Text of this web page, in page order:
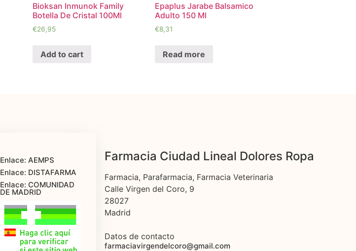
Bioksan Inmunok Family
Botella De Cristal 100Ml
€26,95
Add to cart
Epaplus Jarabe Balsamico
Adulto 150 Ml
€8,31
Read more
Enlace: AEMPS
Enlace: DISTAFARMA
Enlace: COMUNIDAD
DE MADRID
Farmacia Ciudad Lineal Dolores Ropa
Farmacia, Parafarmacia, Farmacia Veterinaria
Calle Virgen del Coro, 9
28027
Madrid
Datos de contacto
farmaciavirgendelcoro@gmail.com